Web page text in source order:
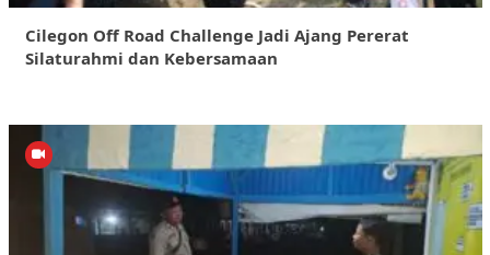
Cilegon Off Road Challenge Jadi Ajang Pererat
Silaturahmi dan Kebersamaan